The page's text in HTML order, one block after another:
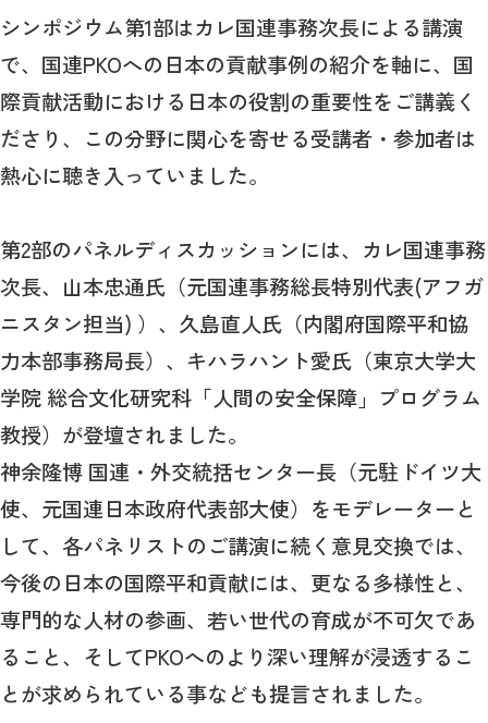
シンポジウム第1部はカレ国連事務次長による講演
で、国連PKOへの日本の貢献事例の紹介を軸に、国
際貢献活動における日本の役割の重要性をご講義く
ださり、この分野に関心を寄せる受講者・参加者は
熱心に聴き入っていました。
第2部のパネルディスカッションには、カレ国連事務
次長、山本忠通氏（元国連事務総長特別代表(アフガ
ニスタン担当) ）、久島直人氏（内閣府国際平和協
力本部事務局長）、キハラハント愛氏（東京大学大
学院 総合文化研究科「人間の安全保障」プログラム
教授）が登壇されました。
神余隆博 国連・外交統括センター長（元駐ドイツ大
使、元国連日本政府代表部大使）をモデレーターと
して、各パネリストのご講演に続く意見交換では、
今後の日本の国際平和貢献には、更なる多様性と、
専門的な人材の参画、若い世代の育成が不可欠であ
ること、そしてPKOへのより深い理解が浸透するこ
とが求められている事なども提言されました。